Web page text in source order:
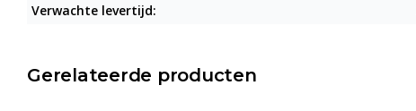
Verwachte levertijd:
Gerelateerde producten